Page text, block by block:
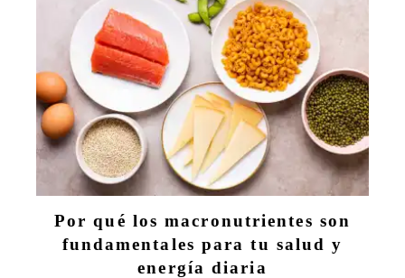
Por qué los macronutrientes son
fundamentales para tu salud y
energía diaria